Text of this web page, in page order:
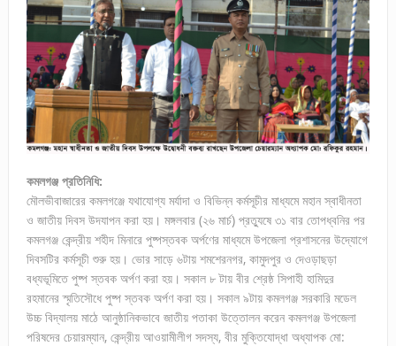
কমলগঞ্জ প্রতিনিধি:
মৌলভীবাজারের কমলগঞ্জে যথাযোগ্য মর্যাদা ও বিভিন্ন কর্মসূচীর মাধ্যমে মহান স্বাধীনতা
ও জাতীয় দিবস উদযাপন করা হয়। মঙ্গলবার (২৬ মার্চ) প্রত্যুষে ৩১ বার তোপধ্বনির পর
কমলগঞ্জ কেন্দ্রীয় শহীদ মিনারে পুষ্পস্তবক অর্পণের মাধ্যমে উপজেলা প্রশাসনের উদ্যোগে
দিবসটির কর্মসূচী শুরু হয়। ভোর সাড়ে ৬টায় শমশেরনগর, কামুদপুর ও দেওড়াছড়া
বধ্যভূমিতে পুষ্প স্তবক অর্পণ করা হয়। সকাল ৮ টায় বীর শ্রেষ্ঠ সিপাহী হামিদুর
রহমানের স্মৃতিসৌধে পুষ্প স্তবক অর্পণ করা হয়। সকাল ৯টায় কমলগঞ্জ সরকারি মডেল
উচ্চ বিদ্যালয় মাঠে আনুষ্ঠানিকভাবে জাতীয় পতাকা উত্তোলন করেন কমলগঞ্জ উপজেলা
পরিষদের চেয়ারম্যান, কেন্দ্রীয় আওয়ামীলীগ সদস্য, বীর মুক্তিযোদ্ধা অধ্যাপক মো: